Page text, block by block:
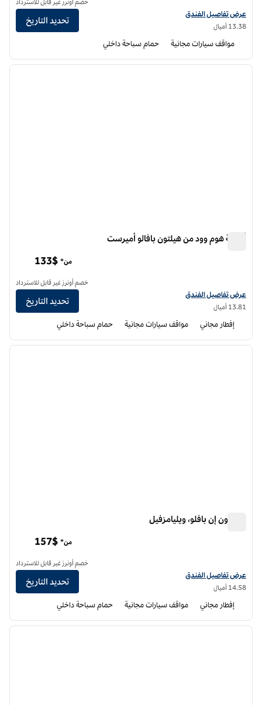
عرض تفاصيل الفندق لفندق دبل تري من هيلتون بافلو، أمهرست
عرض تفاصيل الفندق
13.38 أميال
خصم أونرز غير قابل للاسترداد
تحديد التاريخ
مواقف سيارات مجانية حمام سباحة داخلي
1 من 12
الصورة
أجنحة هوم وود من هيلتون بافالو أميرست
عرض تفاصيل الفندق أجنحة هوم وود من هيلتون بافلو، أمهرست
عرض تفاصيل الفندق
13.81 أميال
من* 133$
خصم أونرز غير قابل للاسترداد
تحديد التاريخ
إفطار مجاني مواقف سيارات مجانية حمام سباحة داخلي
1 من 12
الصورة
هامبتون إن بافلو، ويليامزفيل
عرض تفاصيل الفندق لفندق هامبتون إن بافلو ويليامزفيل
عرض تفاصيل الفندق
14.58 أميال
من* 157$
خصم أونرز غير قابل للاسترداد
تحديد التاريخ
إفطار مجاني مواقف سيارات مجانية حمام سباحة داخلي
1 من 12
الصورة